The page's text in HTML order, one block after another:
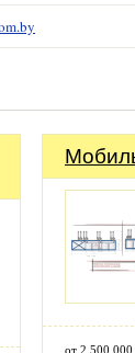
от 2 500